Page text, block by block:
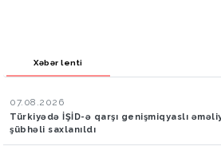
Xəbər lenti
07.08.2026
Türkiyədə İŞİD-ə qarşı genişmiqyaslı
şübhəli saxlanıldı